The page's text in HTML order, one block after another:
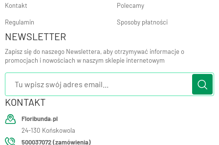
Kontakt
Regulamin
Polecamy
Sposoby płatności
NEWSLETTER
Zapisz się do naszego Newslettera, aby otrzymywać informacje o
promocjach i nowościach w naszym sklepie internetowym
KONTAKT
Floribunda.pl
24-130 Końskowola
500037072 (zamówienia)